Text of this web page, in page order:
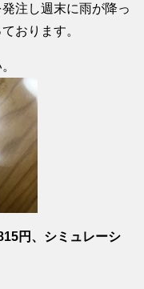
注し週末に雨が降っ
おります。
円、シミュレーシ